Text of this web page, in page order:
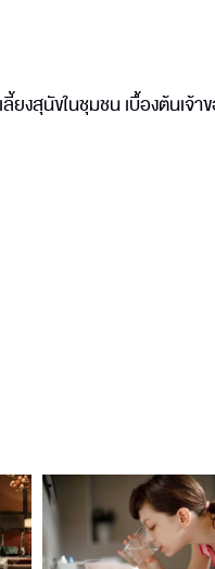
งสุนัขในชุมชน เบื้องต้นเจ้า